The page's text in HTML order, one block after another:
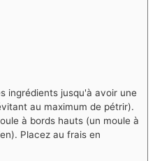
ingrédients jusqu'à avoir une
au maximum de pétrir).
à bords hauts (un moule à
Placez au frais en